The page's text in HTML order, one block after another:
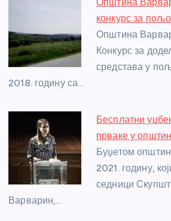
конкурс за
Општина
Конкурс за
средстава у
2018. годину са…
Бесплатни
прваке у
Буџетом
2021. годину,
седници
Варварин,…